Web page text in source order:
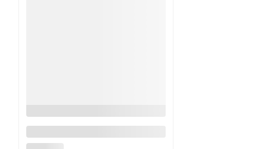
Klamka wewnętrzna do drzwi
ukrytych KABO czarna